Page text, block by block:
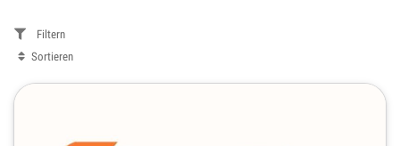
Filtern
Sortieren